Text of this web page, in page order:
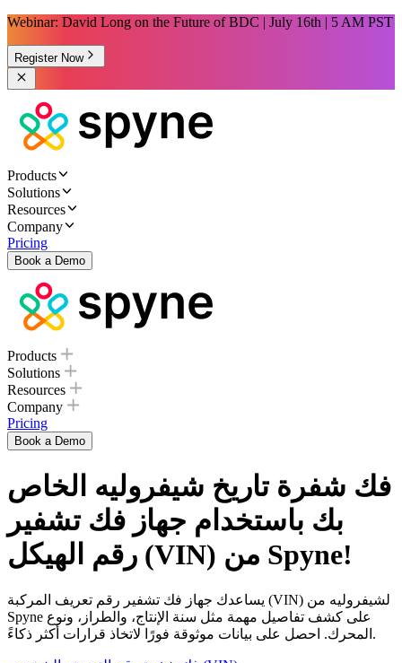
Webinar: David Long on the Future of BDC | July 16th | 5 AM PST
Register Now
Products
Solutions
Resources
Company
Pricing
Book a Demo
Products
Solutions
Resources
Company
Pricing
Book a Demo
فك شفرة تاريخ شيفروليه الخاص
بك باستخدام جهاز فك تشفير
رقم الهيكل (VIN) من Spyne!
يساعدك جهاز فك تشفير رقم تعريف المركبة (VIN) لشيفروليه من
Spyne على كشف تفاصيل مهمة مثل سنة الإنتاج، والطراز، ونوع
المحرك. احصل على بيانات موثوقة فورًا لاتخاذ قرارات أكثر ذكاءً.